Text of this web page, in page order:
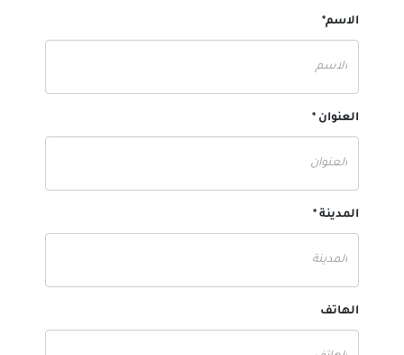
الاسم*
العنوان *
المدينة *
الهاتف